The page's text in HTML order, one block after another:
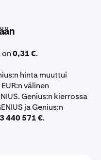
on0,31 €.
hinta muuttui
välinen
Genius:n kierrossa
ja Genius:n
440 571 €.